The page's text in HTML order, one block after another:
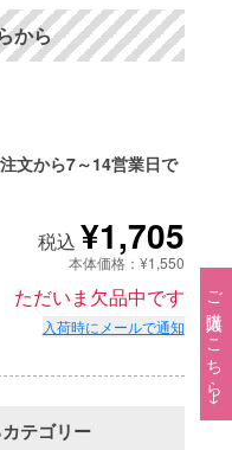
ご購入はこちら→
から
文から7～14営業日で
税込 ¥1,705
本体価格：¥1,550
ただいま欠品中です
入荷時にメールで通知
テゴリー